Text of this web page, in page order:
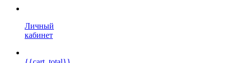
Личный
кабинет